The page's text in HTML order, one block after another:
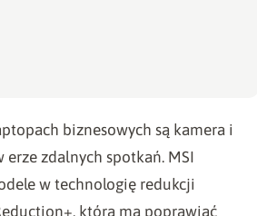
biznesowych są kamera i
erze zdalnych spotkań. MSI
w technologię redukcji
która ma poprawiać